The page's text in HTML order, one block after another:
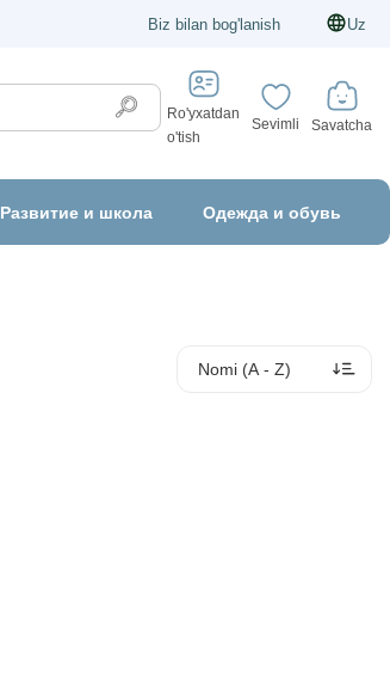
Biz bilan bog'lanish Uz
Ro'yxatdan
o'tish
Sevimli Savatcha
Развитие и школа Одежда и обувь